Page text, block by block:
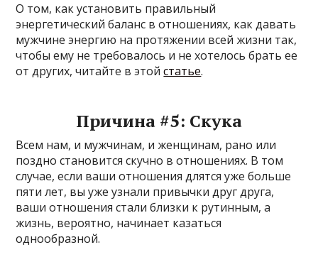
О том, как установить правильный
энергетический баланс в отношениях, как давать
мужчине энергию на протяжении всей жизни так,
чтобы ему не требовалось и не хотелось брать ее
от других, читайте в этойстатье.
Причина #5: Скука
Всем нам, и мужчинам, и женщинам, рано или
поздно становится скучно в отношениях. В том
случае, если ваши отношения длятся уже больше
пяти лет, вы уже узнали привычки друг друга,
ваши отношения стали близки к рутинным, а
жизнь, вероятно, начинает казаться
однообразной.